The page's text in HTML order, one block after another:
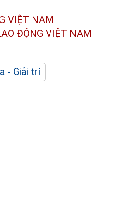
VIỆT NAM
ĐỘNG VIỆT NAM
- Giải trí